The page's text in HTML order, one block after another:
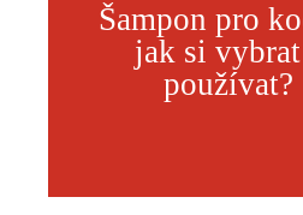
Šampon pro
jak si
používat?